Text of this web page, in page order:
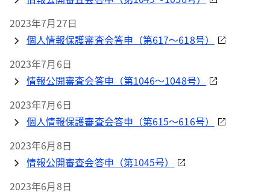
2023年7月27日
個人情報保護審査会答申（第617～618号）
2023年7月6日
情報公開審査会答申（第1046～1048号）
2023年7月6日
個人情報保護審査会答申（第615～616号）
2023年6月8日
情報公開審査会答申（第1045号）
2023年6月8日